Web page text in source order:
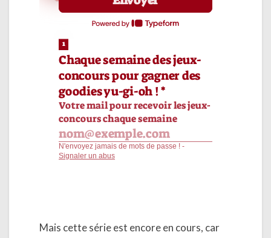
Mais cette série est encore en cours, car